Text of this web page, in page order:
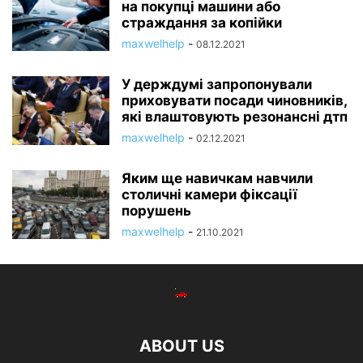
на покупці машини або
страждання за копійки
maxwelhelp - 08.12.2021
У держдумі запропонували
приховувати посади чиновників,
які влаштовують резонансні дтп
maxwelhelp - 02.12.2021
Яким ще навичкам навчили
столичні камери фіксації
порушень
maxwelhelp - 21.10.2021
ABOUT US